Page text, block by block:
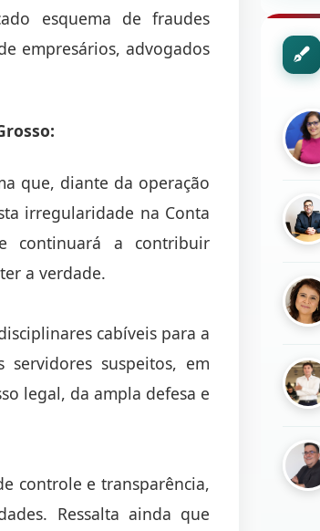
esquema de fraudes
empresários, advogados
que, diante da operação
irregularidade na Conta
continuará a contribuir
a verdade.
cabíveis para a
servidores suspeitos, em
legal, da ampla defesa e
controle e transparência,
Ressalta ainda que